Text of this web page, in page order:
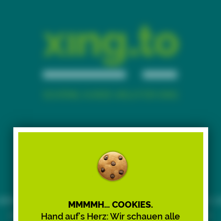
Time to say goodbye.
Besucher:in, xing.to funktioniert nur noch bis
2026 – wir stellen den Dienst nach 15 Jahren ein.
MMMMH… COOKIES.
Hand auf’s Herz: Wir schauen alle